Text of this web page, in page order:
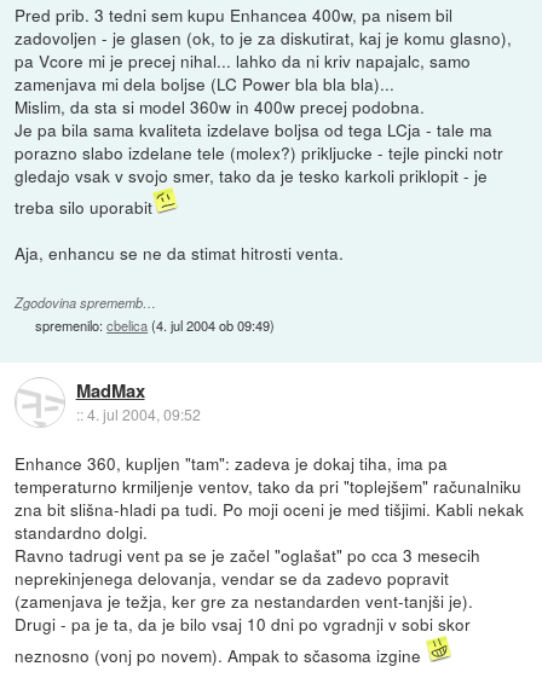
Pred prib. 3 tedni sem kupu Enhancea 400w, pa nisem bil
zadovoljen - je glasen (ok, to je za diskutirat, kaj je komu glasno),
pa Vcore mi je precej nihal... lahko da ni kriv napajalc, samo
zamenjava mi dela boljse (LC Power bla bla bla)...
Mislim, da sta si model 360w in 400w precej podobna.
Je pa bila sama kvaliteta izdelave boljsa od tega LCja - tale ma
porazno slabo izdelane tele (molex?) prikljucke - tejle pincki notr
gledajo vsak v svojo smer, tako da je tesko karkoli priklopit - je
treba silo uporabit
Aja, enhancu se ne da stimat hitrosti venta.
Zgodovina sprememb…
spremenilo:cbelica(4. jul 2004 ob 09:49)
MadMax
::4. jul 2004, 09:52
Enhance 360, kupljen "tam": zadeva je dokaj tiha, ima pa
temperaturno krmiljenje ventov, tako da pri "toplejšem" računalniku
zna bit slišna-hladi pa tudi. Po moji oceni je med tišjimi. Kabli nekak
standardno dolgi.
Ravno tadrugi vent pa se je začel "oglašat" po cca 3 mesecih
neprekinjenega delovanja, vendar se da zadevo popravit
(zamenjava je težja, ker gre za nestandarden vent-tanjši je).
Drugi - pa je ta, da je bilo vsaj 10 dni po vgradnji v sobi skor
neznosno (vonj po novem). Ampak to sčasoma izgine